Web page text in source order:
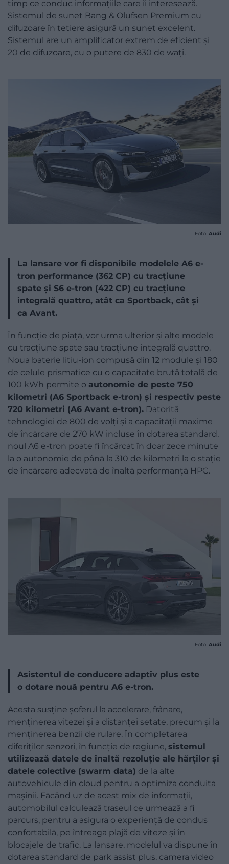
timp ce conduc informațiile care îi interesează.
Sistemul de sunet Bang & Olufsen Premium cu
difuzoare în tetiere asigură un sunet excelent.
Sistemul are un amplificator extrem de eficient și
20 de difuzoare, cu o putere de 830 de wați.
Foto: Audi
La lansare vor fi disponibile modelele A6 e-
tron performance (362 CP) cu tracțiune
spate și S6 e-tron (422 CP) cu tracțiune
integrală quattro, atât ca Sportback, cât și
ca Avant.
În funcție de piață, vor urma ulterior și alte modele
cu tracțiune spate sau tracțiune integrală quattro.
Noua baterie litiu-ion compusă din 12 module și 180
de celule prismatice cu o capacitate brută totală de
100 kWh permite o autonomie de peste 750
kilometri (A6 Sportback e-tron) și respectiv peste
720 kilometri (A6 Avant e-tron). Datorită
tehnologiei de 800 de volți și a capacității maxime
de încărcare de 270 kW incluse în dotarea standard,
noul A6 e-tron poate fi încărcat în doar zece minute
la o autonomie de până la 310 de kilometri la o stație
de încărcare adecvată de înaltă performanță HPC.
Foto: Audi
Asistentul de conducere adaptiv plus este
o dotare nouă pentru A6 e-tron.
Acesta susține șoferul la accelerare, frânare,
menținerea vitezei și a distanței setate, precum și la
menținerea benzii de rulare. În completarea
diferiților senzori, în funcție de regiune, sistemul
utilizează datele de înaltă rezoluție ale hărților și
datele colective (swarm data) de la alte
autovehicule din cloud pentru a optimiza conduita
mașinii. Făcând uz de acest mix de informații,
automobilul calculează traseul ce urmează a fi
parcurs, pentru a asigura o experiență de condus
confortabilă, pe întreaga plajă de viteze și în
blocajele de trafic. La lansare, modelul va dispune în
dotarea standard de park assist plus, camera video